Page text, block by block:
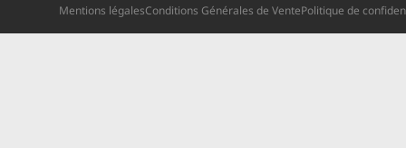
Mentions légalesConditions Générales de VentePolitique de